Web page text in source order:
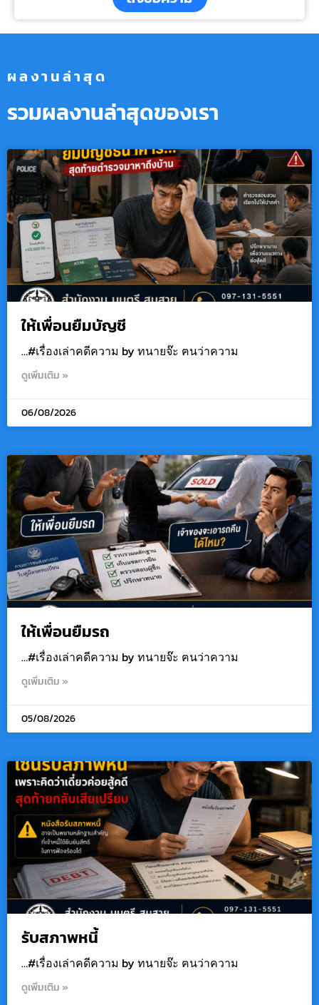
ผลงานล่าสุด
รวมผลงานล่าสุดของเรา
ให้เพื่อนยืมบัญชี
…#เรื่องเล่าคดีความ by ทนายจ๊ะ ฅนว่าความ
ดูเพิ่มเติม »
06/08/2026
ให้เพื่อนยืมรถ
…#เรื่องเล่าคดีความ by ทนายจ๊ะ ฅนว่าความ
ดูเพิ่มเติม »
05/08/2026
รับสภาพหนี้
…#เรื่องเล่าคดีความ by ทนายจ๊ะ ฅนว่าความ
ดูเพิ่มเติม »